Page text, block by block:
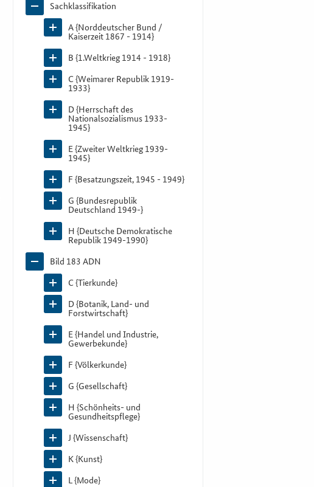
Sachklassifikation
A {Norddeutscher Bund /
Kaiserzeit 1867 - 1914}
B {1.Weltkrieg 1914 - 1918}
C {Weimarer Republik 1919-
1933}
D {Herrschaft des
Nationalsozialismus 1933-
1945}
E {Zweiter Weltkrieg 1939-
1945}
F {Besatzungszeit, 1945 - 1949}
G {Bundesrepublik
Deutschland 1949-}
H {Deutsche Demokratische
Republik 1949-1990}
Bild 183 ADN
C {Tierkunde}
D {Botanik, Land- und
Forstwirtschaft}
E {Handel und Industrie,
Gewerbekunde}
F {Völkerkunde}
G {Gesellschaft}
H {Schönheits- und
Gesundheitspflege}
J {Wissenschaft}
K {Kunst}
L {Mode}